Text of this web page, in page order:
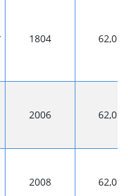
1804 62,0
2006 62,0
2008 62,0